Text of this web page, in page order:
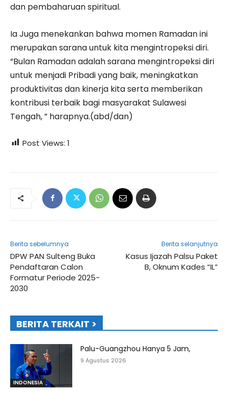
dan pembaharuan spiritual.
Ia Juga menekankan bahwa momen Ramadan ini
merupakan sarana untuk kita mengintropeksi diri.
“Bulan Ramadan adalah sarana mengintropeksi diri
untuk menjadi Pribadi yang baik, meningkatkan
produktivitas dan kinerja kita serta memberikan
kontribusi terbaik bagi masyarakat Sulawesi
Tengah, ” harapnya.(abd/dan)
Post Views: 1
Berita sebelumnya
DPW PAN Sulteng Buka
Pendaftaran Calon
Formatur Periode 2025-
2030
Berita selanjutnya
Kasus Ijazah Palsu Paket
B, Oknum Kades “IL”
BERITA TERKAIT >
INDONESIA
Palu-Guangzhou Hanya 5 Jam,
9 Agustus 2026